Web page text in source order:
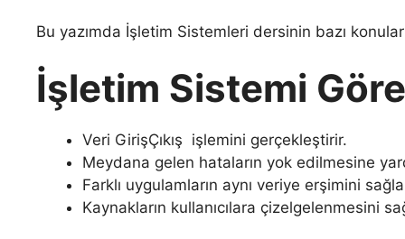
Bu yazımda İşletim Sistemleri dersinin bazı
İşletim Sistemi
Veri GirişÇıkış işlemini gerçekleştirir.
Meydana gelen hataların yok edilmesine
Farklı uygulamların aynı veriye erşimini
Kaynakların kullanıcılara çizelgelenmesini